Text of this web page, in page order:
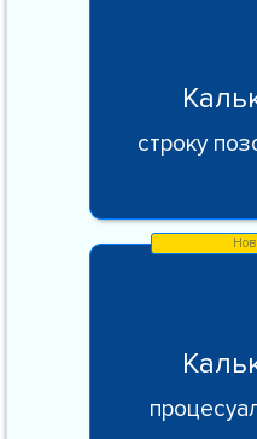
строку